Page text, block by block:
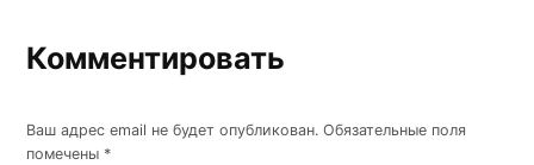
Комментировать
Ваш адрес email не будет опубликован. Обязательные поля
помечены *